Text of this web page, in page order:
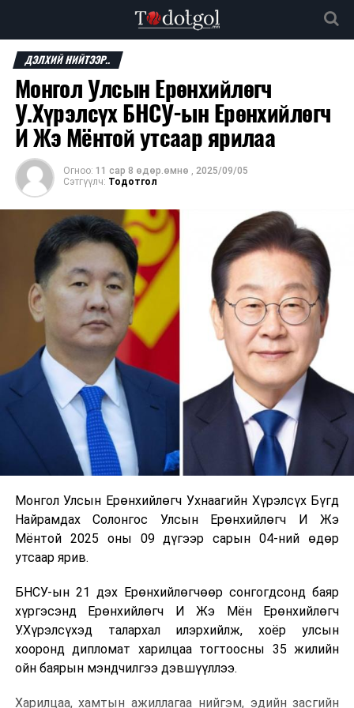
ДЭЛХИЙ НИЙТЭЭР..
Монгол Улсын Ерөнхийлөгч
У.Хүрэлсүх БНСУ-ын Ерөнхийлөгч
И Жэ Мёнтой утсаар ярилаа
Огноо: 11 сар 8 өдөр.өмнө , 2025/09/05
Сэтгүүлч: Тодотгол
Монгол Улсын Ерөнхийлөгч Ухнаагийн Хүрэлсүх Бүгд
Найрамдах Солонгос Улсын Ерөнхийлөгч И Жэ
Мёнтой 2025 оны 09 дүгээр сарын 04-ний өдөр
утсаар ярив.
БНСУ-ын 21 дэх Ерөнхийлөгчөөр сонгогдсонд баяр
хүргэсэнд Ерөнхийлөгч И Жэ Мён Ерөнхийлөгч
У.Хүрэлсүхэд талархал илэрхийлж, хоёр улсын
хооронд дипломат харилцаа тогтоосны 35 жилийн
ойн баярын мэндчилгээ дэвшүүллээ.
Харилцаа, хамтын ажиллагаа нийгэм, эдийн засгийн